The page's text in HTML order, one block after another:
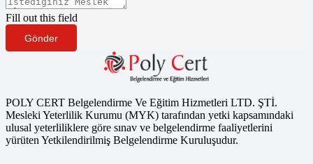
Fill out this field
Gönder
POLY CERT Belgelendirme Ve Eğitim Hizmetleri LTD. ŞTİ.
Mesleki Yeterlilik Kurumu (MYK) tarafından yetki kapsamındaki
ulusal yeterliliklere göre sınav ve belgelendirme faaliyetlerini
yürüten Yetkilendirilmiş Belgelendirme Kuruluşudur.